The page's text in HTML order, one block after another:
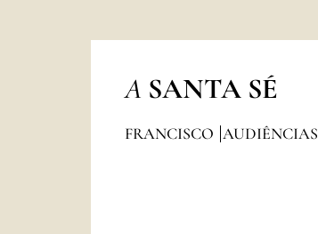
A SANTA SÉ
FRANCISCO AUDIÊNCIAS